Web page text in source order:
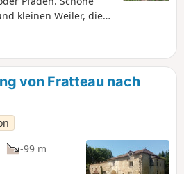
kleinen Weiler, die
von Fratteau nach
-99 m